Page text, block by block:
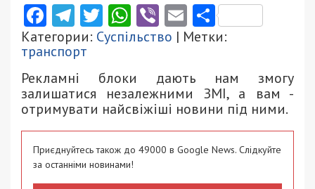
Facebook
Telegram
Twitter
WhatsApp
ViberEmail
Категории: Суспільство | Метки:
транспорт
Рекламні блоки дають нам змогу
залишатися незалежними ЗМІ, а вам -
отримувати найсвіжіші новини під ними.
Приєднуйтесь також до 49000 в Google News. Слідкуйте
за останніми новинами!